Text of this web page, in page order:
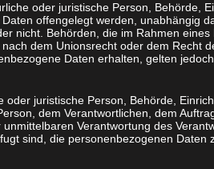
Ursachen, Folgen,
unter www.bürgerinitiative-
2012 neu gestaltet,
layout haben wir versucht,
Bürgerinnen und Bürgern zu
oder juristische Person, Behörde,
offengelegt werden, unabhängig
nicht. Behörden, die im Rahmen eines
dem Unionsrecht oder dem Recht
Daten erhalten, gelten
oder juristische Person, Behörde,
dem Verantwortlichen, dem
Verantwortung des
sind, die personenbezogenen Daten